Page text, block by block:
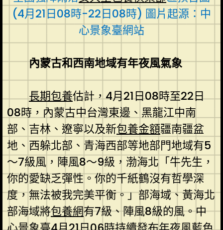
(4月21日08時-22日08時) 圖片起源：中
心景象臺網站
內蒙古和西南地域有年夜風氣象
長期包養估計，4月21日08時至22日
08時，內蒙古中台灣東邊、黑龍江中南
部、吉林、遼寧以及新包養金額疆南疆盆
地、西躲北部、青海西部等地部門地域有5
～7級風，陣風8～9級，渤海北「牛先生，
你的愛缺乏彈性。你的千紙鶴沒有哲學深
度，無法被我完美平衡。」部海域、黃海北
部海域將包養網有7級、陣風8級的風。中